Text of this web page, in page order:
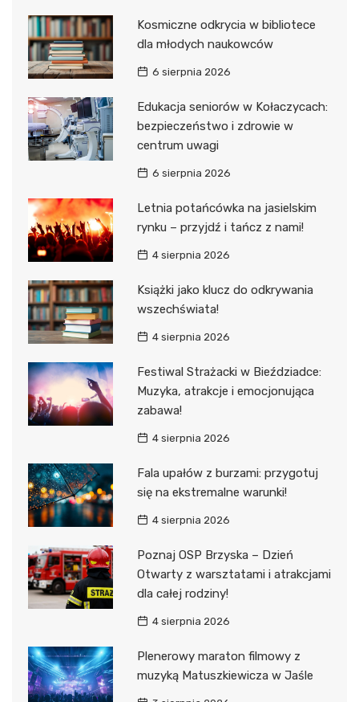
Kosmiczne odkrycia w bibliotece
dla młodych naukowców
6 sierpnia 2026
Edukacja seniorów w Kołaczycach:
bezpieczeństwo i zdrowie w
centrum uwagi
6 sierpnia 2026
Letnia potańcówka na jasielskim
rynku – przyjdź i tańcz z nami!
4 sierpnia 2026
Książki jako klucz do odkrywania
wszechświata!
4 sierpnia 2026
Festiwal Strażacki w Bieździadce:
Muzyka, atrakcje i emocjonująca
zabawa!
4 sierpnia 2026
Fala upałów z burzami: przygotuj
się na ekstremalne warunki!
4 sierpnia 2026
Poznaj OSP Brzyska – Dzień
Otwarty z warsztatami i atrakcjami
dla całej rodziny!
4 sierpnia 2026
Plenerowy maraton filmowy z
muzyką Matuszkiewicza w Jaśle